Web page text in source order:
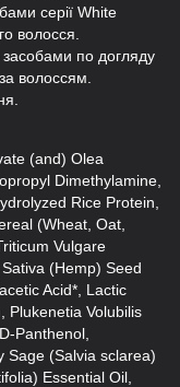
серії White
волосся.
по догляду
волоссям.
(and) Olea
Dimethylamine,
Rice Protein,
(Wheat, Oat,
Vulgare
(Hemp) Seed
Acid*, Lactic
Plukenetia Volubilis
Panthenol,
Sage (Salvia sclarea)
Essential Oil,